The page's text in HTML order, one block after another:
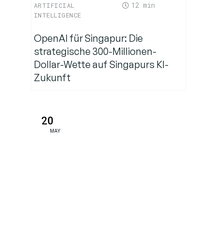
ARTIFICIAL
INTELLIGENCE
12
OpenAI für Singapur: Die
strategische 300-Millionen-
Dollar-Wette auf Singapurs KI-
Zukunft
20
MAY